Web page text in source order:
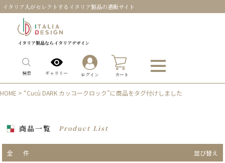
イタリア人がセレクトするイタリア製品の通販サイト
イタリア製品ならイタリアデザイン
検索 ギャラリー ログイン カート
HOME > “Cucù DARK カッコークロック”に商品をタグ付けしました
商品一覧 Product List
全 件 並び替え